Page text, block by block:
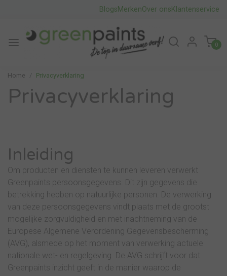
BlogsMerkenOver onsKlantenservice
0
Home Privacyverklaring
Privacyverklaring
Inleiding
Om producten en diensten te kunnen leveren verwerkt
Greenpaints persoonsgegevens. Dit zijn gegevens die
betrekking hebben op natuurlijke personen. De verwerking
van deze persoonsgegevens vindt plaats met de grootst
mogelijke zorgvuldigheid en met inachtneming van de
Europese Algemene Verordening Gegevensbescherming
(AVG), alsmede op het moment van verwerking actuele
nationale wet- en regelgeving. De AVG schrijft voor dat
Greenpaints inzicht geeft in de manier waarop de